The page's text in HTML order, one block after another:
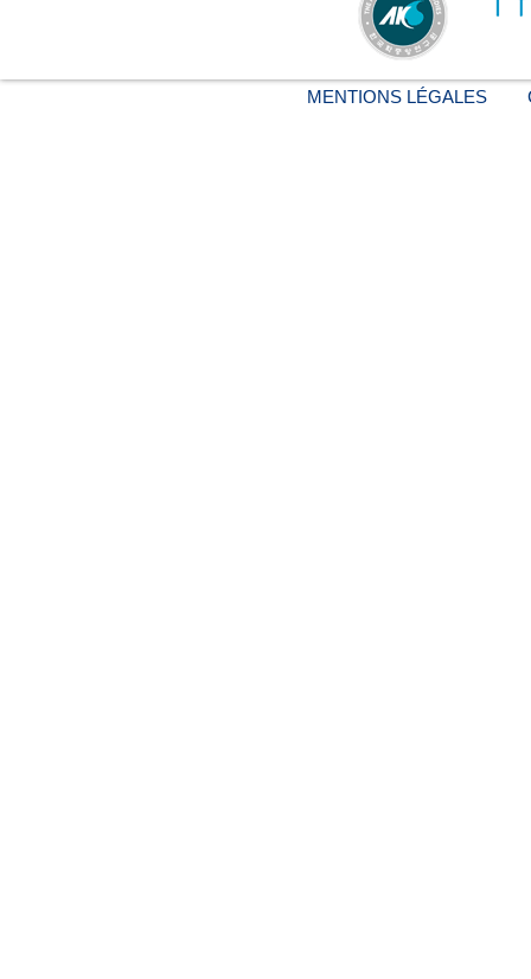
MENTIONS LÉGALES